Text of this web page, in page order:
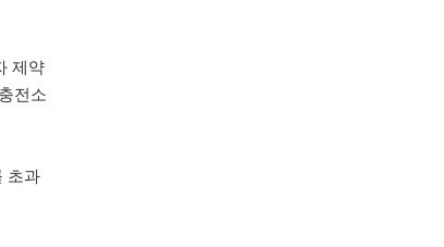
제약
전소
초과